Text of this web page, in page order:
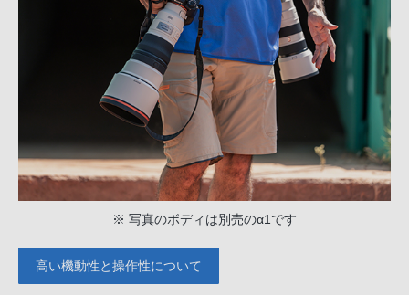
※ 写真のボディは別売のα1です
高い機動性と操作性について